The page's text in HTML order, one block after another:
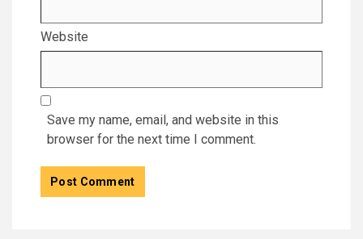
Website
Save my name, email, and website in this
browser for the next time I comment.